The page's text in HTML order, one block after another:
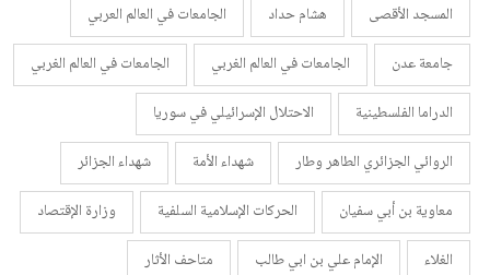
المسجد الأقصى
هشام حداد
الجامعات في العالم العربي
جامعة عدن
الجامعات في العالم الغربي
الجامعات في العالم الغربي
الدراما الفلسطينية
الاحتلال الإسرائيلي في سوريا
الروائي الجزائري الطاهر وطار
شهداء الأمة
شهداء الجزائر
معاوية بن أبي سفيان
الحركات الإسلامية السلفية
وزارة الإقتصاد
الغلاء
الإمام علي بن ابي طالب
متاحف الأثار